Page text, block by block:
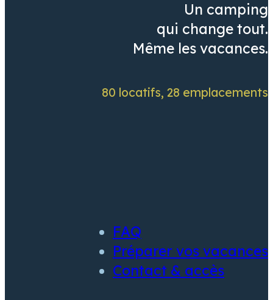
Un camping
qui change tout.
Même les vacances.
80 locatifs, 28 emplacements
FAQ
Préparer vos vacances
Contact & accès